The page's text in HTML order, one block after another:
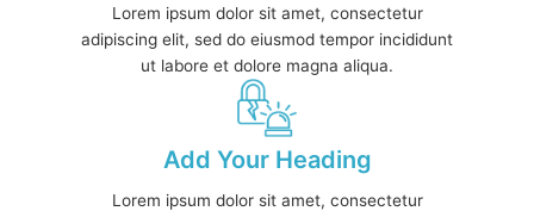
Lorem ipsum dolor sit amet, consectetur
adipiscing elit, sed do eiusmod tempor incididunt
ut labore et dolore magna aliqua.
Add Your Heading
Lorem ipsum dolor sit amet, consectetur